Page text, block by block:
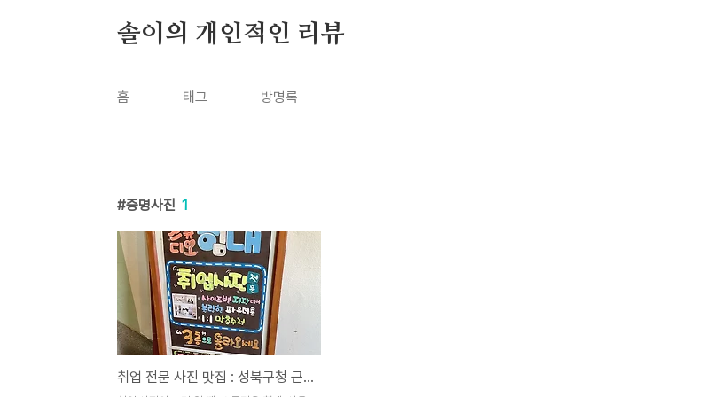
솔이의 개인적인 리뷰
홈 태그 방명록
증명사진 1
취업 전문 사진 맛집 : 성북구청 근처 스튜디오 힘내!